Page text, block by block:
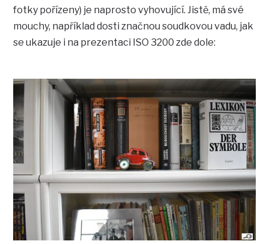
fotky pořízeny) je naprosto vyhovující. Jistě, má své
mouchy, například dosti značnou soudkovou vadu, jak
se ukazuje i na prezentaci ISO 3200 zde dole: